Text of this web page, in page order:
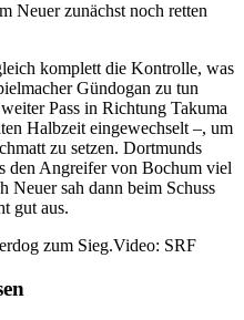
Neuer zunächst noch retten
komplett die Kontrolle, was
Gündogan zu tun
Pass in Richtung Takuma
Halbzeit eingewechselt –, um
zu setzen. Dortmunds
den Angreifer von Bochum viel
Neuer sah dann beim Schuss
gut aus.
zum Sieg.Video: SRF